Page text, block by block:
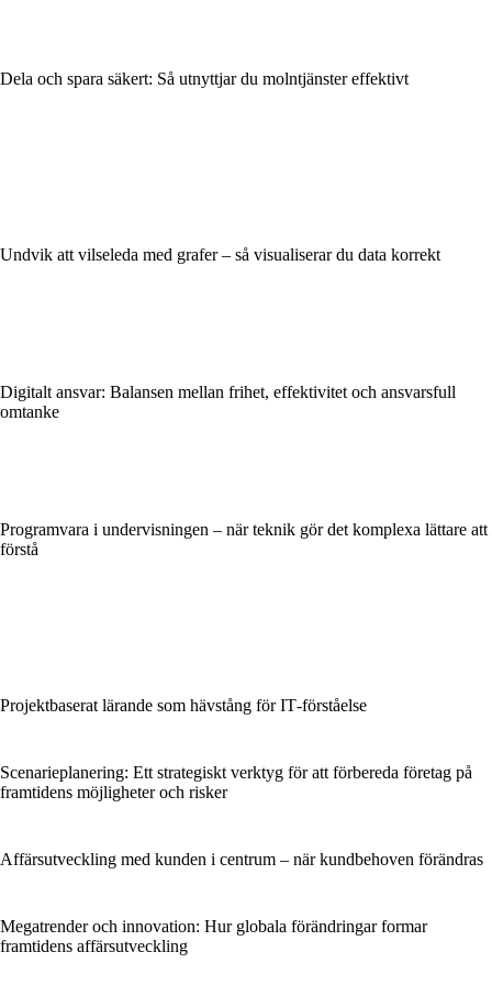
Dela och spara säkert: Så utnyttjar du molntjänster effektivt
Undvik att vilseleda med grafer – så visualiserar du data korrekt
Digitalt ansvar: Balansen mellan frihet, effektivitet och ansvarsfull
omtanke
Programvara i undervisningen – när teknik gör det komplexa lättare att
förstå
Projektbaserat lärande som hävstång för IT‑förståelse
Scenarieplanering: Ett strategiskt verktyg för att förbereda företag på
framtidens möjligheter och risker
Affärsutveckling med kunden i centrum – när kundbehoven förändras
Megatrender och innovation: Hur globala förändringar formar
framtidens affärsutveckling